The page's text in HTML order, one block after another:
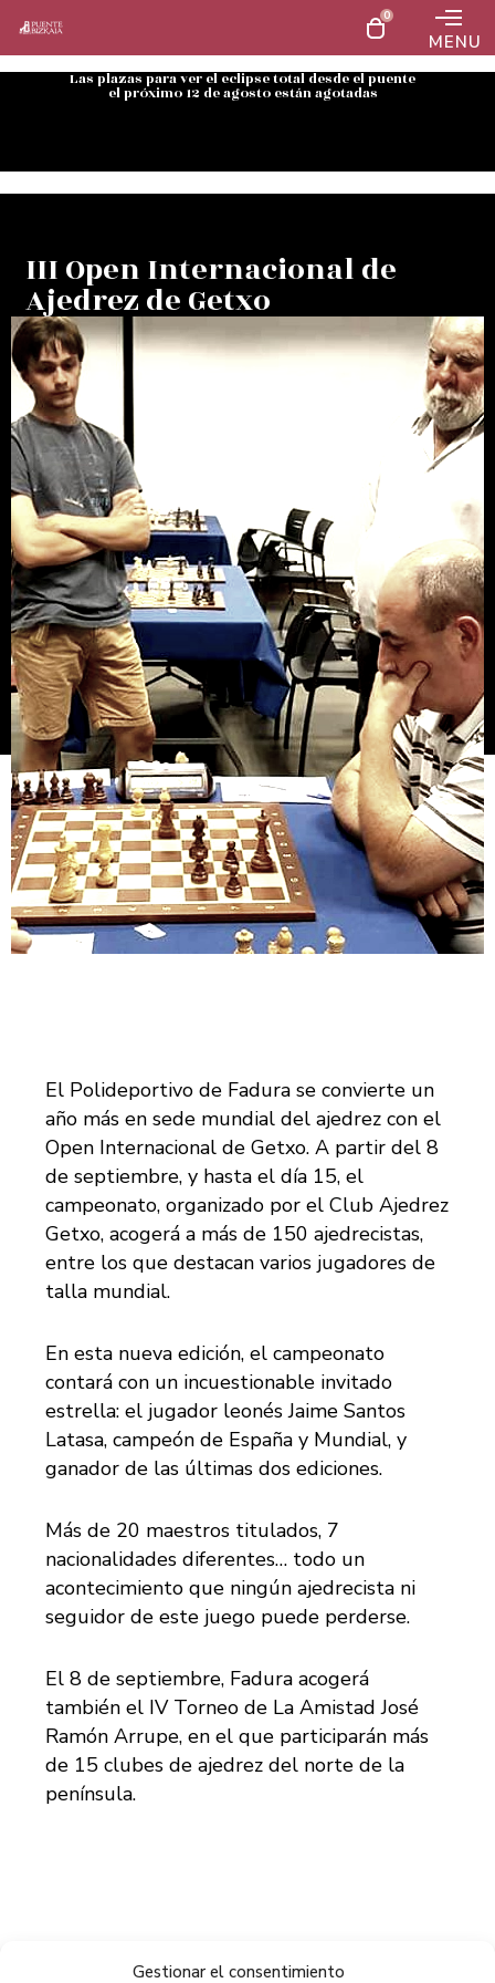
Gestionar el consentimiento
0
MENU
Las plazas para ver el eclipse total desde el puente
el próximo 12 de agosto están agotadas
III Open Internacional de
Ajedrez de Getxo
El Polideportivo de Fadura se convierte un
año más en sede mundial del ajedrez con el
Open Internacional de Getxo. A partir del 8
de septiembre, y hasta el día 15, el
campeonato, organizado por el Club Ajedrez
Getxo, acogerá a más de 150 ajedrecistas,
entre los que destacan varios jugadores de
talla mundial.
En esta nueva edición, el campeonato
contará con un incuestionable invitado
estrella: el jugador leonés Jaime Santos
Latasa, campeón de España y Mundial, y
ganador de las últimas dos ediciones.
Más de 20 maestros titulados, 7
nacionalidades diferentes… todo un
acontecimiento que ningún ajedrecista ni
seguidor de este juego puede perderse.
El 8 de septiembre, Fadura acogerá
también el IV Torneo de La Amistad José
Ramón Arrupe, en el que participarán más
de 15 clubes de ajedrez del norte de la
península.